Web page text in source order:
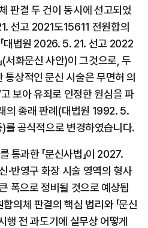
판결 두 건이 동시에 선고되었
선고 2021도15611 전원합의
대법원 2026. 5. 21. 선고 2022
서화문신 사안)이 그것으로, 두
상적인 문신 시술은 무면허 의
보아 유죄로 인정한 원심을 파
의 종래 판례(대법원 1992. 5.
공식적으로 변경하였습니다.
과한 「문신사법」이 2027.
·반영구 화장 시술 영역의 형사
폭으로 정비될 것으로 예상됩
의체 판결의 핵심 법리와 「문신
행 전 과도기에 실무상 어떻게